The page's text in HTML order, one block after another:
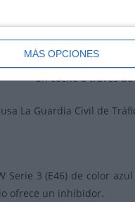
MÁS OPCIONES
La distancia de
igual que la
un coche a través
La Guardia Civil de
Serie 3 (E46) de color
ofrece un inhibidor.